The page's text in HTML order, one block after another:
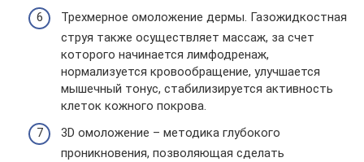
Трехмерное омоложение дермы. Газожидкостная
струя также осуществляет массаж, за счет
которого начинается лимфодренаж,
нормализуется кровообращение, улучшается
мышечный тонус, стабилизируется активность
клеток кожного покрова.
3D омоложение – методика глубокого
проникновения, позволяющая сделать